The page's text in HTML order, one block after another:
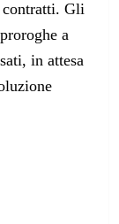
contratti. Gli
a
in attesa